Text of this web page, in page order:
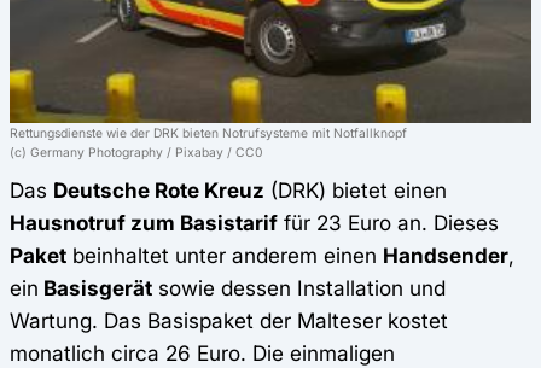
Rettungsdienste wie der DRK bieten Notrufsysteme mit Notfallknopf
(c) Germany Photography / Pixabay / CC0
Das Deutsche Rote Kreuz (DRK) bietet einen
Hausnotruf zum Basistarif für 23 Euro an. Dieses
Paket beinhaltet unter anderem einen Handsender,
ein Basisgerät sowie dessen Installation und
Wartung. Das Basispaket der Malteser kostet
monatlich circa 26 Euro. Die einmaligen